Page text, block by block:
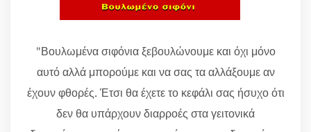
"Βουλωμένα σιφόνια ξεβουλώνουμε και όχι μόνο
αυτό αλλά μπορούμε και να σας τα αλλάξουμε αν
έχουν φθορές. Έτσι θα έχετε το κεφάλι σας ήσυχο ότι
δεν θα υπάρχουν διαρροές στα γειτονικά